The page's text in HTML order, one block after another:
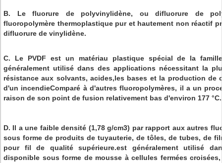
B. Le fluorure de polyvinylidène, ou difluorure de
fluoropolymère thermoplastique pur et hautement non réactif
difluorure de vinylidène.
C. Le PVDF est un matériau plastique spécial de la
généralement utilisé dans des applications nécessitant la
résistance aux solvants, acides,les bases et la production de
d'un incendieComparé à d'autres fluoropolymères, il a un
raison de son point de fusion relativement bas d'environ 177 °C.
D. Il a une faible densité (1,78 g/cm3) par rapport aux autres
sous forme de produits de tuyauterie, de tôles, de tubes, de
pour fil de qualité supérieure.est généralement utilisé
disponible sous forme de mousse à cellules fermées